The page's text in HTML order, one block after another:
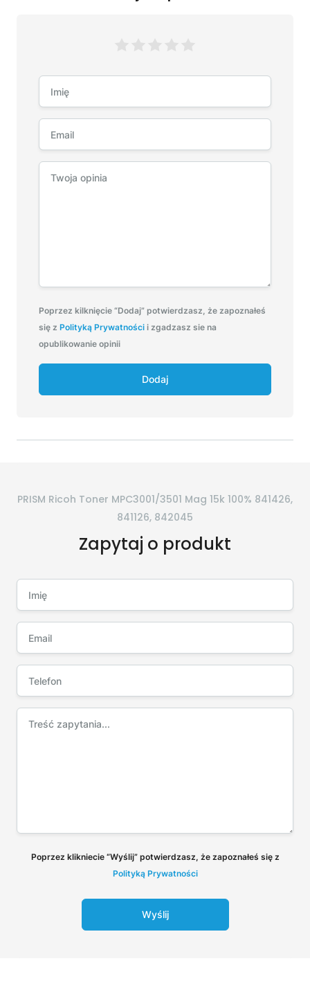
Poprzez kilknięcie “Dodaj” potwierdzasz, że zapoznałeś
się z Polityką Prywatności i zgadzasz sie na
opublikowanie opinii
Dodaj
PRISM Ricoh Toner MPC3001/3501 Mag 15k 100% 841426,
841126, 842045
Zapytaj o produkt
Poprzez klikniecie “Wyślij” potwierdzasz, że zapoznałeś się z
Polityką Prywatności
Wyślij